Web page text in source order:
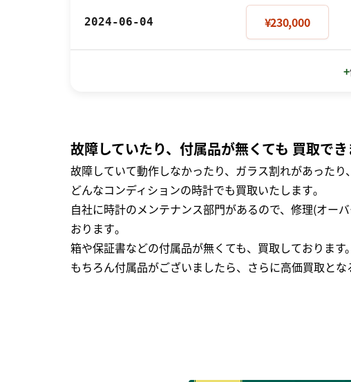
2024-06-04 ¥230,000
+
故障していたり、付属品が無くても 買取でき
故障していて動作しなかったり、ガラス割れがあったり
どんなコンディションの時計でも買取いたします｡
自社に時計のメンテナンス部門があるので、修理(オー
おります｡
箱や保証書などの付属品が無くても、買取しております。
もちろん付属品がございましたら、さらに高価買取と